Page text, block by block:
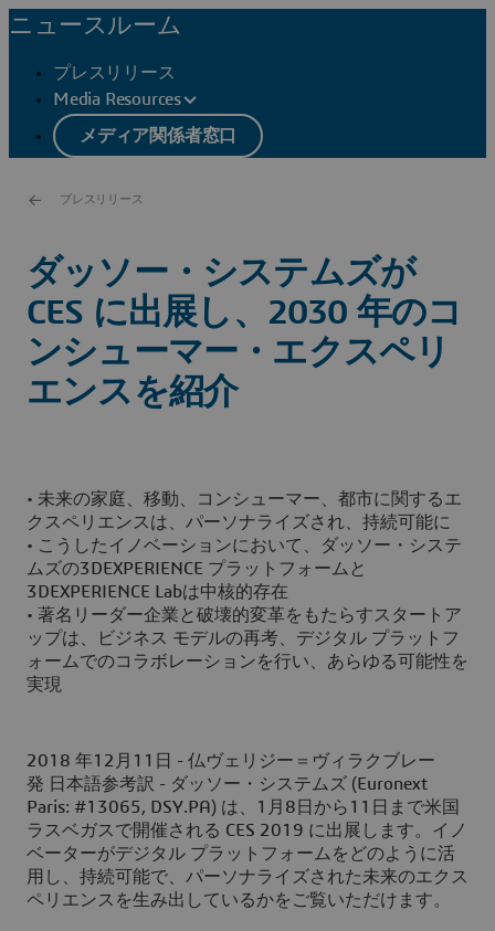
ニュースルーム
プレスリリース
Media Resources
メディア関係者窓口
プレスリリース
ダッソー・システムズが
CES に出展し、2030 年のコ
ンシューマー・エクスペリ
エンスを紹介
• 未来の家庭、移動、コンシューマー、都市に関するエ
クスペリエンスは、パーソナライズされ、持続可能に
• こうしたイノベーションにおいて、ダッソー・システ
ムズの3DEXPERIENCE プラットフォームと
3DEXPERIENCE Labは中核的存在
• 著名リーダー企業と破壊的変革をもたらすスタートア
ップは、ビジネス モデルの再考、デジタル プラットフ
ォームでのコラボレーションを行い、あらゆる可能性を
実現
2018 年12月11日 - 仏ヴェリジー＝ヴィラクブレー
発 日本語参考訳 - ダッソー・システムズ (Euronext
Paris: #13065, DSY.PA) は、1月8日から11日まで米国
ラスベガスで開催される CES 2019 に出展します。イノ
ベーターがデジタル プラットフォームをどのように活
用し、持続可能で、パーソナライズされた未来のエクス
ペリエンスを生み出しているかをご覧いただけます。